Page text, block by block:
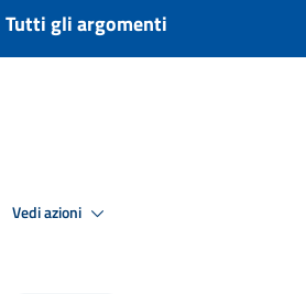
Tutti gli argomenti
Vedi azioni